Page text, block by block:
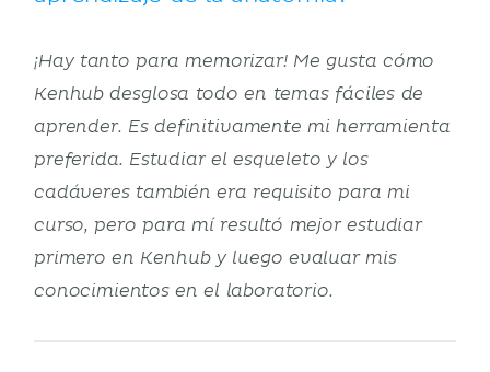
¡Hay tanto para memorizar! Me gusta cómo
Kenhub desglosa todo en temas fáciles de
aprender. Es definitivamente mi herramienta
preferida. Estudiar el esqueleto y los
cadáveres también era requisito para mi
curso, pero para mí resultó mejor estudiar
primero en Kenhub y luego evaluar mis
conocimientos en el laboratorio.